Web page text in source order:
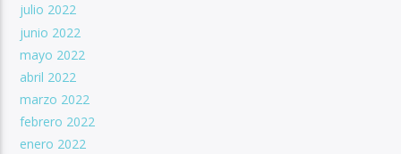
julio 2022
junio 2022
mayo 2022
abril 2022
marzo 2022
febrero 2022
enero 2022